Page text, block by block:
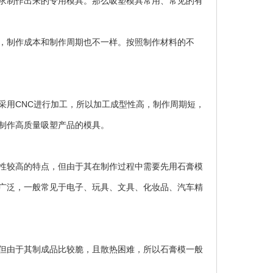
作成本和制作周期也不一样。按照制作材料的不
CNC进行加工，所以加工成型性高，制作周期短，
高质量吸塑产品的模具。
高的特点，但由于其在制作过程中需要先用石膏模
泛，一般常见于电子、玩具、文具、化妆品、汽车精
于其制成品比较脆，且散热困难，所以石膏模一般